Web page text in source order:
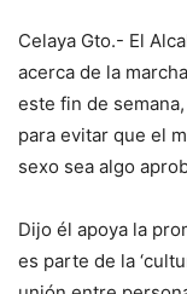
Celaya Gto.- El
acerca de la
este fin de
para evitar que el
sexo sea algo
Dijo él apoya la
es parte de la